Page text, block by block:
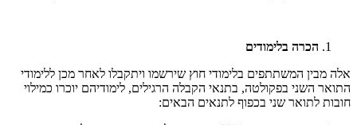
הכרה בלימודים
אלה מבין המשתתפים בלימודי חוץ שירשמו ויתקבלו לאחר מכן ללימודי
התואר השני בפקולטה, בתנאי הקבלה הרגילים, לימודיהם יוכרו כמילוי
חובות לתואר שני בכפוף לתנאים הבאים: